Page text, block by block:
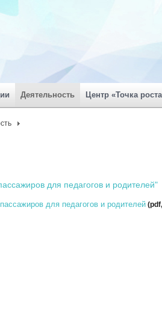
Деятельность Центр «Точка
для педагогов и родителей"
для педагогов и родителей